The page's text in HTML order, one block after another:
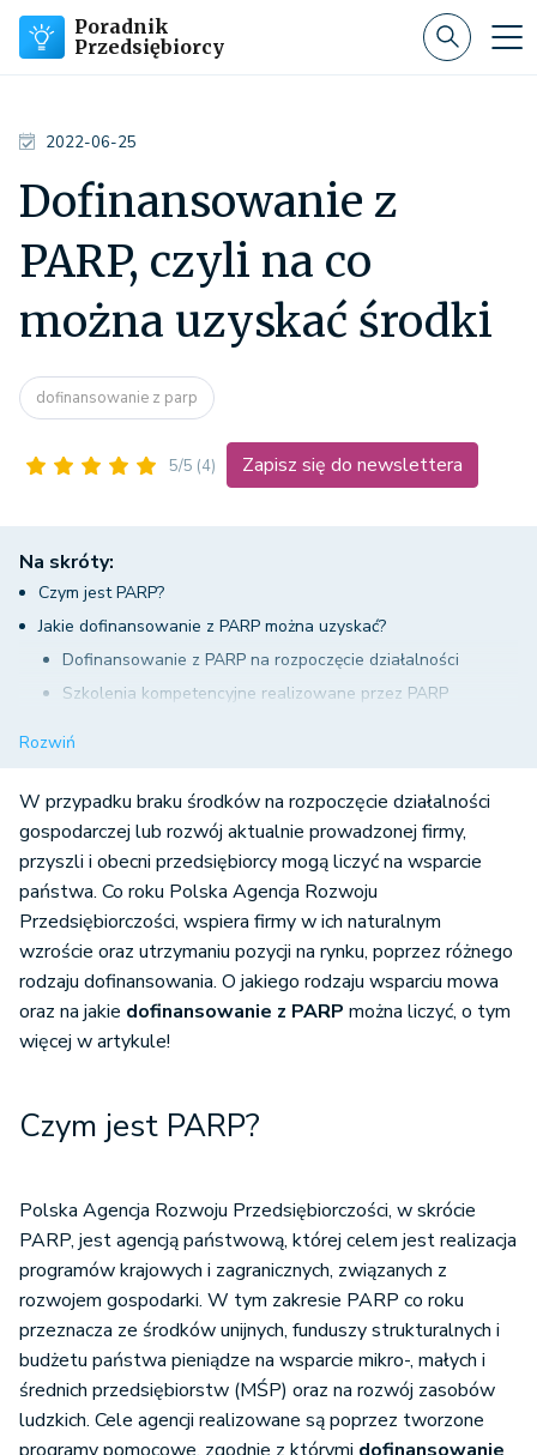
Poradnik
Przedsiębiorcy
2022-06-25
Dofinansowanie z
PARP, czyli na co
można uzyskać środki
dofinansowanie z parp
5/5 (4) Zapisz się do newslettera
Na skróty:
Czym jest PARP?
Jakie dofinansowanie z PARP można uzyskać?
Dofinansowanie z PARP na rozpoczęcie działalności
Szkolenia kompetencyjne realizowane przez PARP
Program Operacyjny Inteligentny Rozwój
Program Operacyjny Wiedza Edukacja Rozwój
Program Operacyjny Polska Wschodnia
Rozwiń
W przypadku braku środków na rozpoczęcie działalności
gospodarczej lub rozwój aktualnie prowadzonej firmy,
przyszli i obecni przedsiębiorcy mogą liczyć na wsparcie
państwa. Co roku Polska Agencja Rozwoju
Przedsiębiorczości, wspiera firmy w ich naturalnym
wzroście oraz utrzymaniu pozycji na rynku, poprzez różnego
rodzaju dofinansowania. O jakiego rodzaju wsparciu mowa
oraz na jakie dofinansowanie z PARP można liczyć, o tym
więcej w artykule!
Czym jest PARP?
Polska Agencja Rozwoju Przedsiębiorczości, w skrócie
PARP, jest agencją państwową, której celem jest realizacja
programów krajowych i zagranicznych, związanych z
rozwojem gospodarki. W tym zakresie PARP co roku
przeznacza ze środków unijnych, funduszy strukturalnych i
budżetu państwa pieniądze na wsparcie mikro-, małych i
średnich przedsiębiorstw (MŚP) oraz na rozwój zasobów
ludzkich. Cele agencji realizowane są poprzez tworzone